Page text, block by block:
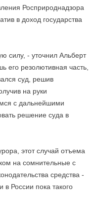
Росприроднадзора
в доход государства
силу, - уточнил Альберт
его резолютивная часть,
суд, решив
на руки
с дальнейшими
решение суда в
этот случай отъема
на сомнительные с
средства -
в России пока такого